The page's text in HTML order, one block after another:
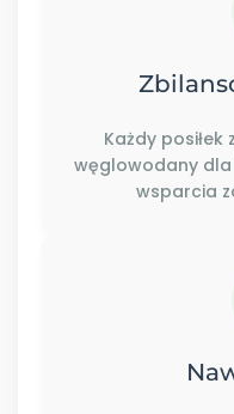
Każdy posiłek
węglowodany
wsparcia